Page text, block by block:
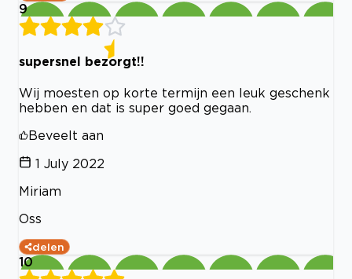
9
supersnel bezorgt!!
Wij moesten op korte termijn een leuk geschenk
hebben en dat is super goed gegaan.
Beveelt aan
1 July 2022
Miriam
Oss
delen
10